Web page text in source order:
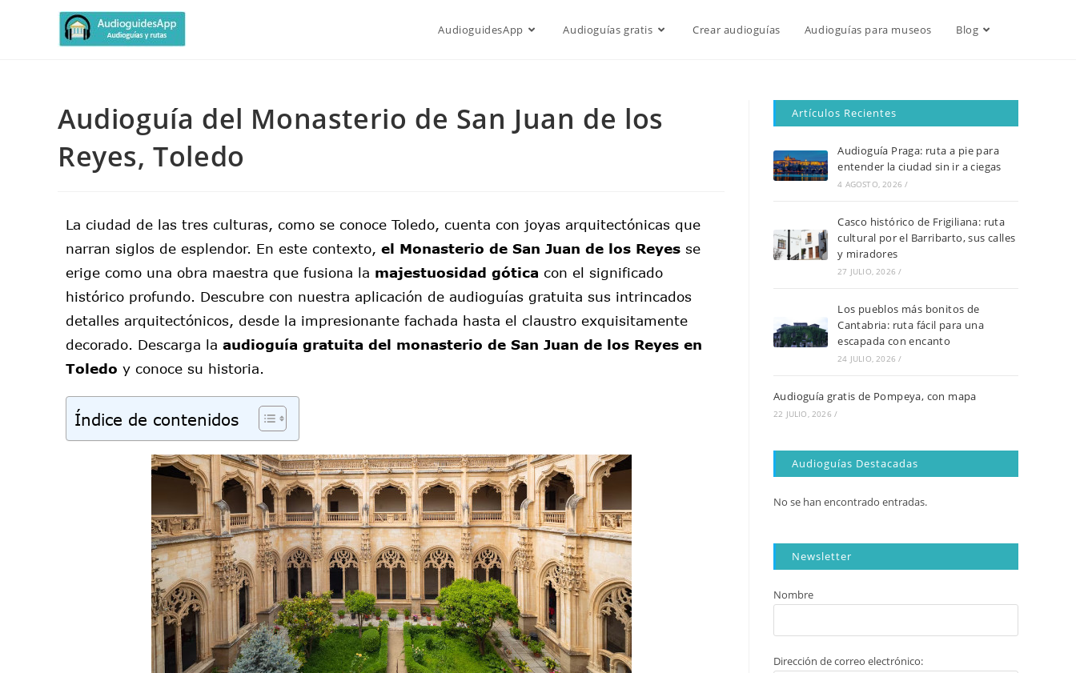
AudioguidesApp Audioguías gratis Crear audioguías Audioguías para museos Blog
Audioguía del Monasterio de San Juan de los
Reyes, Toledo
La ciudad de las tres culturas, como se conoce Toledo, cuenta con joyas arquitectónicas que
narran siglos de esplendor. En este contexto, el Monasterio de San Juan de los Reyes se
erige como una obra maestra que fusiona la majestuosidad gótica con el significado
histórico profundo. Descubre con nuestra aplicación de audioguías gratuita sus intrincados
detalles arquitectónicos, desde la impresionante fachada hasta el claustro exquisitamente
decorado. Descarga la audioguía gratuita del monasterio de San Juan de los Reyes en
Toledo y conoce su historia.
Índice de contenidos
Artículos Recientes
Audioguía Praga: ruta a pie para
entender la ciudad sin ir a ciegas
4 AGOSTO, 2026 /
Casco histórico de Frigiliana: ruta
cultural por el Barribarto, sus calles
y miradores
27 JULIO, 2026 /
Los pueblos más bonitos de
Cantabria: ruta fácil para una
escapada con encanto
24 JULIO, 2026 /
Audioguía gratis de Pompeya, con mapa
22 JULIO, 2026 /
Audioguías Destacadas
No se han encontrado entradas.
Newsletter
Nombre
Dirección de correo electrónico: